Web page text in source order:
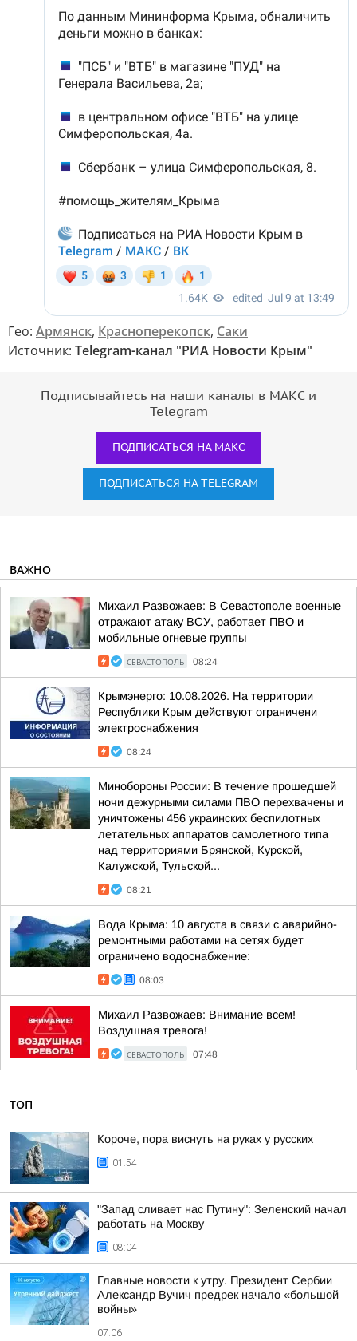
Гео: Армянск, Красноперекопск, Саки
Источник: Telegram-канал "РИА Новости Крым"
Подписывайтесь на наши каналы в МАКС и
Telegram
ПОДПИСАТЬСЯ НА МАКС
ПОДПИСАТЬСЯ НА TELEGRAM
ВАЖНО
Михаил Развожаев: В Севастополе военные
отражают атаку ВСУ, работает ПВО и
мобильные огневые группы
СЕВАСТОПОЛЬ 08:24
Крымэнерго: 10.08.2026. На территории
Республики Крым действуют ограничени
электроснабжения
08:24
Минобороны России: В течение прошедшей
ночи дежурными силами ПВО перехвачены и
уничтожены 456 украинских беспилотных
летательных аппаратов самолетного типа
над территориями Брянской, Курской,
Калужской, Тульской...
08:21
Вода Крыма: 10 августа в связи с аварийно-
ремонтными работами на сетях будет
ограничено водоснабжение:
08:03
Михаил Развожаев: Внимание всем!
Воздушная тревога!
СЕВАСТОПОЛЬ 07:48
ТОП
Короче, пора виснуть на руках у русских
01:54
"Запад сливает нас Путину": Зеленский начал
работать на Москву
08:04
Главные новости к утру. Президент Сербии
Александр Вучич предрек начало «большой
войны»
07:06